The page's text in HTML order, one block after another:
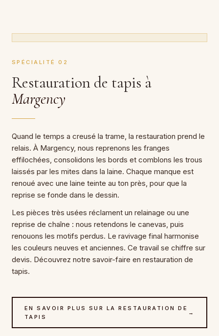
SPÉCIALITÉ 02
Restauration de tapis à
Margency
Quand le temps a creusé la trame, la restauration prend le
relais. À Margency, nous reprenons les franges
effilochées, consolidons les bords et comblons les trous
laissés par les mites dans la laine. Chaque manque est
renoué avec une laine teinte au ton près, pour que la
reprise se fonde dans le dessin.
Les pièces très usées réclament un relainage ou une
reprise de chaîne : nous retendons le canevas, puis
renouons les motifs perdus. Le ravivage final harmonise
les couleurs neuves et anciennes. Ce travail se chiffre sur
devis. Découvrez notre savoir-faire en restauration de
tapis.
EN SAVOIR PLUS SUR LA RESTAURATION DE
TAPIS
→